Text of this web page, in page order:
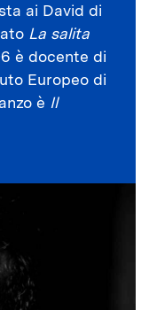
ai David di
La salita
è docente di
Europeo di
è Il